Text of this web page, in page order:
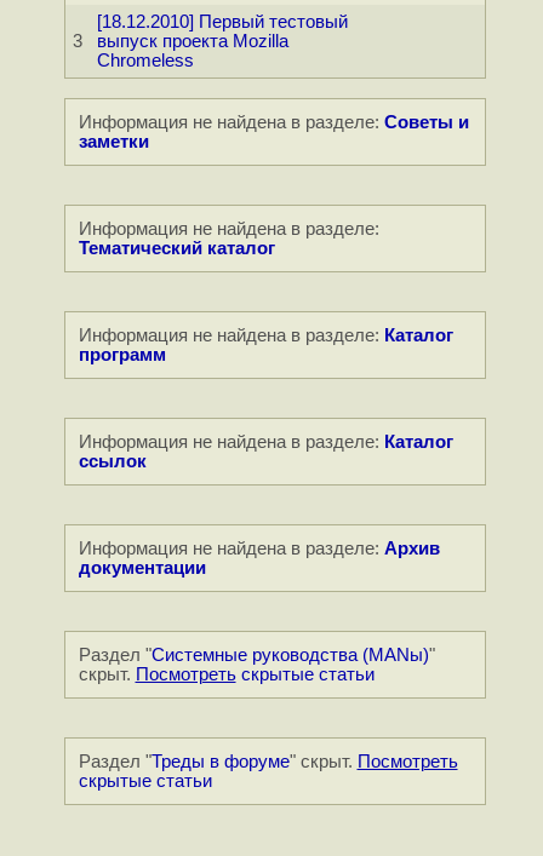
3
[18.12.2010] Первый тестовый
выпуск проекта Mozilla
Chromeless
Информация не найдена в разделе: Советы и
заметки
Информация не найдена в разделе:
Тематический каталог
Информация не найдена в разделе: Каталог
программ
Информация не найдена в разделе: Каталог
ссылок
Информация не найдена в разделе: Архив
документации
Раздел "Системные руководства (MANы)"
скрыт. Посмотретьскрытые статьи
Раздел "Треды в форуме" скрыт. Посмотреть
скрытые статьи